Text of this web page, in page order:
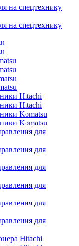
на спецтехнику
на спецтехнику
Hitachi
Hitachi
Komatsu
Komatsu
для
для
для
для
для
для
Hitachi